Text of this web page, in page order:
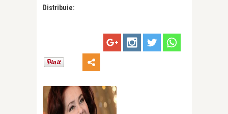
Distribuie: